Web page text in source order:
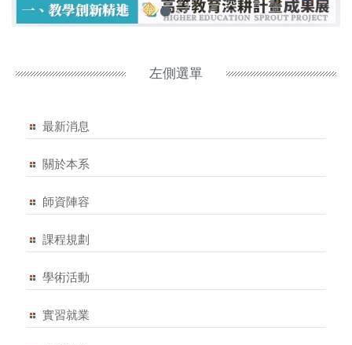
左側選單
最新消息
關於本系
師資陣容
課程規劃
學術活動
實習就業